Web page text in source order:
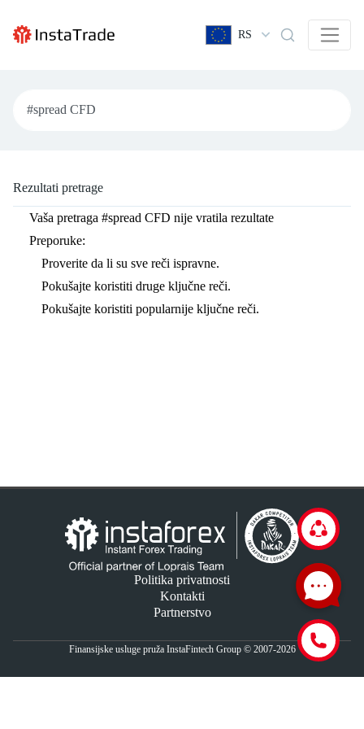
RS
Rezultati pretrage
Vaša pretraga #spread CFD nije vratila rezultate
Preporuke:
Proverite da li su sve reči ispravne.
Pokušajte koristiti druge ključne reči.
Pokušajte koristiti popularnije ključne reči.
Politika privatnosti
Kontakti
Partnerstvo
Finansijske usluge pruža InstaFintech Group © 2007-2026